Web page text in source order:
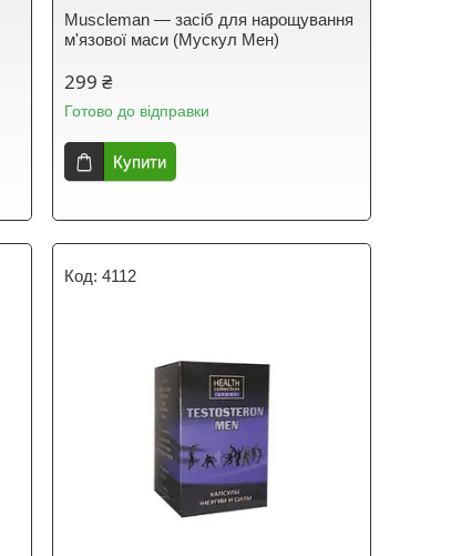
Muscleman — засіб для нарощування
м'язової маси (Мускул Мен)
299 ₴
Готово до відправки
Купити
4112